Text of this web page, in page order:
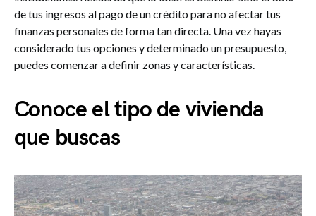
de tus ingresos al pago de un crédito para no afectar tus
finanzas personales de forma tan directa. Una vez hayas
considerado tus opciones y determinado un presupuesto,
puedes comenzar a definir zonas y características.
Conoce el tipo de vivienda
que buscas